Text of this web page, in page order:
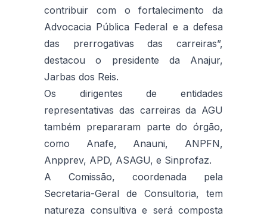
contribuir com o fortalecimento da
Advocacia Pública Federal e a defesa
das prerrogativas das carreiras”,
destacou o presidente da Anajur,
Jarbas dos Reis.
Os dirigentes de entidades
representativas das carreiras da AGU
também prepararam parte do órgão,
como Anafe, Anauni, ANPFN,
Anpprev, APD, ASAGU, e Sinprofaz.
A Comissão, coordenada pela
Secretaria-Geral de Consultoria, tem
natureza consultiva e será composta